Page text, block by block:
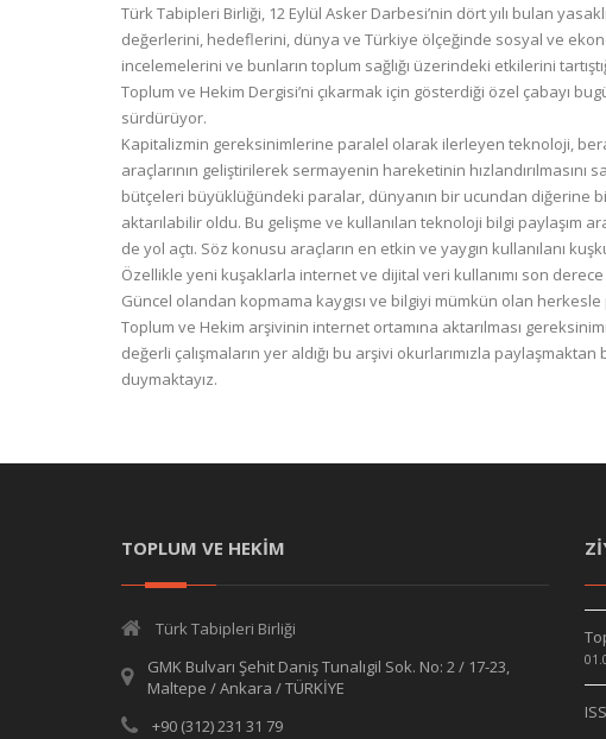
Türk Tabipleri Birliği, 12 Eylül Asker Darbesi’nin dört yılı bulan
değerlerini, hedeflerini, dünya ve Türkiye ölçeğinde sosyal ve
incelemelerini ve bunların toplum sağlığı üzerindeki etkilerini
Toplum ve Hekim Dergisi’ni çıkarmak için gösterdiği özel çabayı
sürdürüyor.
Kapitalizmin gereksinimlerine paralel olarak ilerleyen teknoloji,
araçlarının geliştirilerek sermayenin hareketinin hızlandırılmasını
bütçeleri büyüklüğündeki paralar, dünyanın bir ucundan diğerine
aktarılabilir oldu. Bu gelişme ve kullanılan teknoloji bilgi paylaşım
de yol açtı. Söz konusu araçların en etkin ve yaygın kullanılanı
Özellikle yeni kuşaklarla internet ve dijital veri kullanımı son derece
Güncel olandan kopmama kaygısı ve bilgiyi mümkün olan herkesle
Toplum ve Hekim arşivinin internet ortamına aktarılması
değerli çalışmaların yer aldığı bu arşivi okurlarımızla
duymaktayız.
TOPLUM VE HEKİM
Türk Tabipleri Birliği
GMK Bulvarı Şehit Daniş Tunalıgil Sok. No: 2 / 17-23,
Maltepe / Ankara / TÜRKİYE
+90 (312) 231 31 79